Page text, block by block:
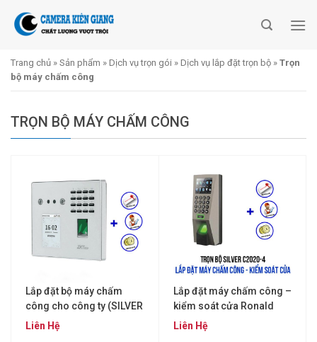
Trang chủ » Sản phẩm » Dịch vụ trọn gói » Dịch vụ lắp đặt trọn bộ » Trọn
bộ máy chấm công
TRỌN BỘ MÁY CHẤM CÔNG
Lắp đặt bộ máy chấm
công cho công ty (SILVER
C2020-1)
Liên Hệ
Lắp đặt máy chấm công –
kiểm soát cửa Ronald
Jack (SILVER C2020-4)
Liên Hệ